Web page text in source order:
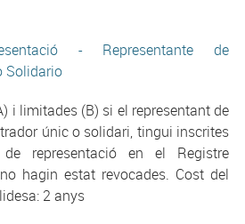
- Representante de
Solidario
i limitades (B) si el representant de
únic o solidari, tingui inscrites
representació en el Registre
hagin estat revocades. Cost del
2 anys